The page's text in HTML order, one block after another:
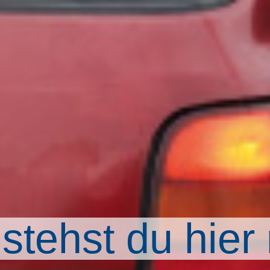
Ruhe im